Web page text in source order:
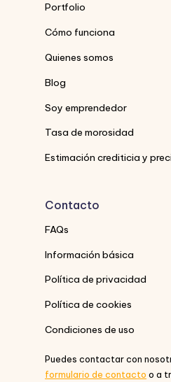
Portfolio
Cómo funciona
Quienes somos
Blog
Soy emprendedor
Tasa de morosidad
Estimación crediticia y
Contacto
FAQs
Información básica
Política de privacidad
Política de cookies
Condiciones de uso
Puedes contactar con
formulario de contacto o a